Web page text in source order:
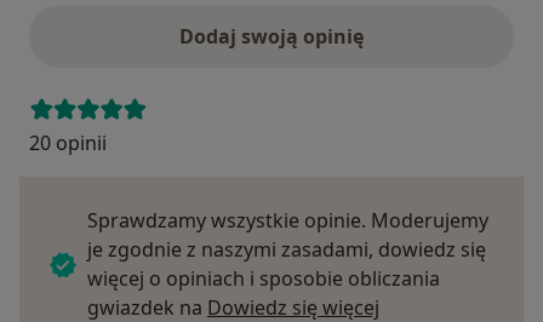
Dodaj swoją opinię
20 opinii
Sprawdzamy wszystkie opinie. Moderujemy
je zgodnie z naszymi zasadami, dowiedz się
więcej o opiniach i sposobie obliczania
gwiazdek na Dowiedz się więcej